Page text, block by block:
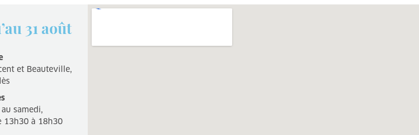
31 août
et Beauteville,
samedi,
13h30 à 18h30